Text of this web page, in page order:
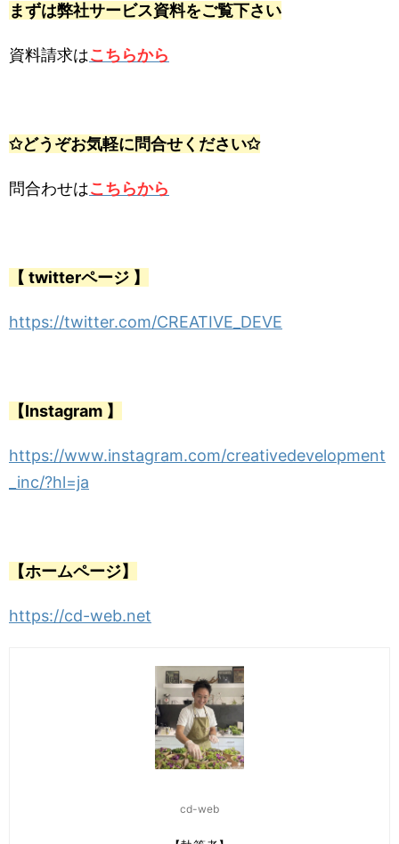
まずは弊社サービス資料をご覧下さい
資料請求はこちらから
✩どうぞお気軽に問合せください✩
問合わせはこちらから
【 twitterページ 】
https://twitter.com/CREATIVE_DEVE
【Instagram 】
https://www.instagram.com/creativedevelopment
_inc/?hl=ja
【ホームページ】
https://cd-web.net
cd-web